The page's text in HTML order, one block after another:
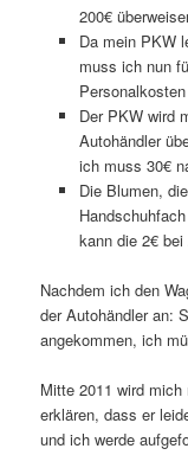
200€
Da mein PKW
muss ich nun
Der PKW wird
Autohändler
ich muss 30€
Die Blumen,
kann die 2€
Nachdem ich den
der Autohändler an:
angekommen, ich
Mitte 2011 wird
erklären, dass er
und ich werde